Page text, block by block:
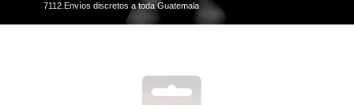
7112.Envíos discretos a toda Guatemala